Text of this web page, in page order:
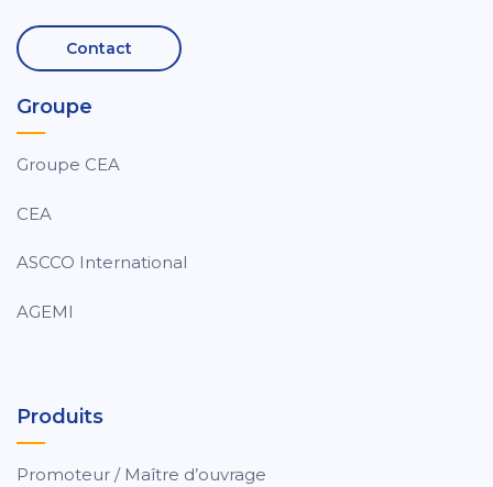
Contact
Groupe
Groupe CEA
CEA
ASCCO International
AGEMI
Produits
Promoteur / Maître d’ouvrage